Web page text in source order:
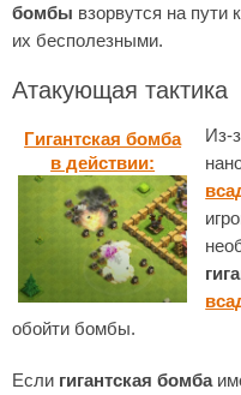
бомбы взорвутся на пути к
их бесполезными.
Атакующая тактика
Гигантская бомба
в действии:
Из-
обойти бомбы.
Если гигантская бомба